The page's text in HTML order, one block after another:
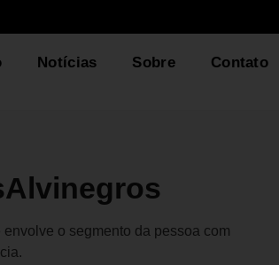
Notícias Sobre Contato
o segmento da pessoa com